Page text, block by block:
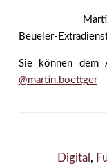
Beueler-
Sie können dem
@martin.boettger
Digital ,